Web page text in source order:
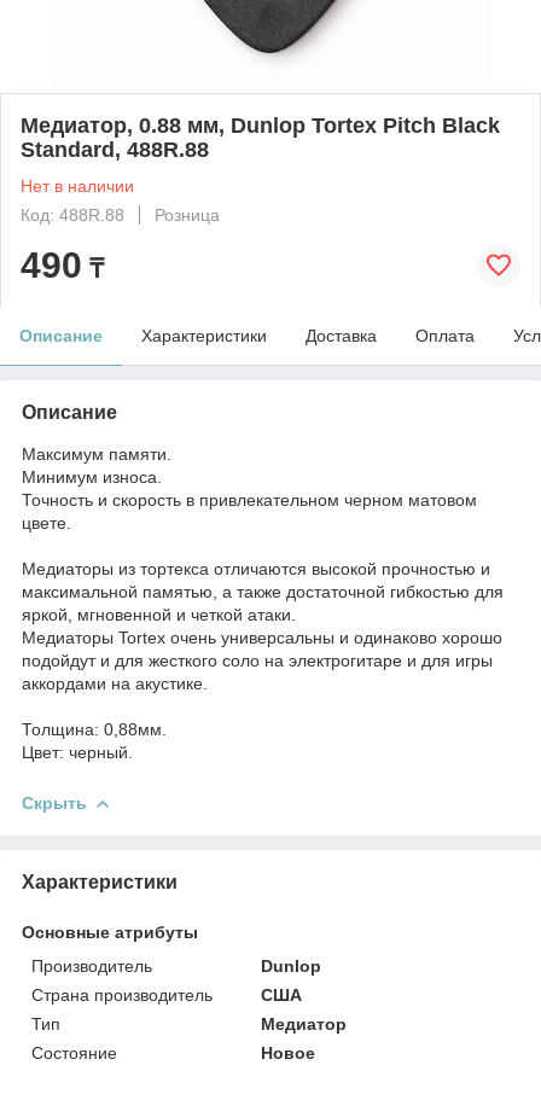
Медиатор, 0.88 мм, Dunlop Tortex Pitch Black
Standard, 488R.88
Нет в наличии
Код: 488R.88
Розница
490 ₸
Описание Характеристики Доставка Оплата
Описание
Максимум памяти.
Минимум износа.
Точность и скорость в привлекательном черном матовом
цвете.
Медиаторы из тортекса отличаются высокой прочностью и
максимальной памятью, а также достаточной гибкостью для
яркой, мгновенной и четкой атаки.
Медиаторы Tortex очень универсальны и одинаково хорошо
подойдут и для жесткого соло на электрогитаре и для игры
аккордами на акустике.
Толщина: 0,88мм.
Цвет: черный.
Скрыть
Характеристики
Основные атрибуты
Производитель
Dunlop
Страна производитель
США
Тип
Медиатор
Состояние
Новое